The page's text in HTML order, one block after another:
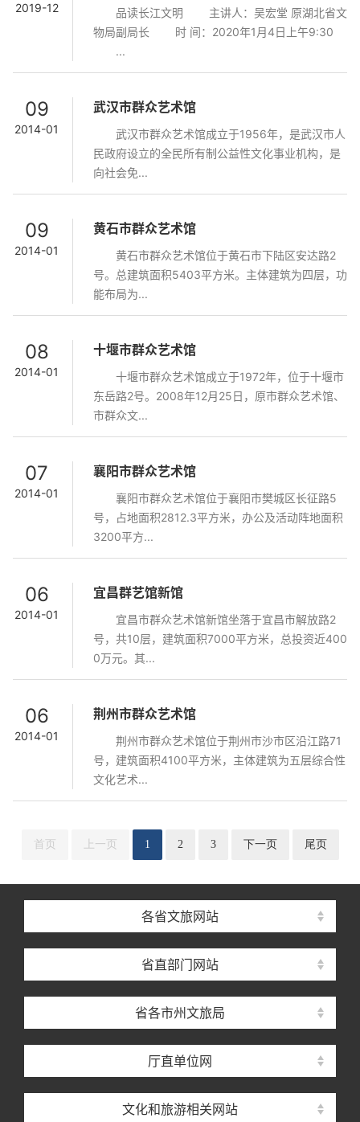
品读长江文明 主讲人：吴宏堂 原湖北省文
物局副局长 时 间：2020年1月4日上午9:30
...
2019-12
武汉市群众艺术馆
武汉市群众艺术馆成立于1956年，是武汉市人
民政府设立的全民所有制公益性文化事业机构，是
向社会免...
09
2014-01
黄石市群众艺术馆
黄石市群众艺术馆位于黄石市下陆区安达路2
号。总建筑面积5403平方米。主体建筑为四层，功
能布局为...
09
2014-01
十堰市群众艺术馆
十堰市群众艺术馆成立于1972年，位于十堰市
东岳路2号。2008年12月25日，原市群众艺术馆、
市群众文...
08
2014-01
襄阳市群众艺术馆
襄阳市群众艺术馆位于襄阳市樊城区长征路5
号，占地面积2812.3平方米，办公及活动阵地面积
3200平方...
07
2014-01
宜昌群艺馆新馆
宜昌市群众艺术馆新馆坐落于宜昌市解放路2
号，共10层，建筑面积7000平方米，总投资近400
0万元。其...
06
2014-01
荆州市群众艺术馆
荆州市群众艺术馆位于荆州市沙市区沿江路71
号，建筑面积4100平方米，主体建筑为五层综合性
文化艺术...
06
2014-01
首页 上一页 1 2 3 下一页 尾页
各省文旅网站
省直部门网站
省各市州文旅局
厅直单位网
文化和旅游相关网站